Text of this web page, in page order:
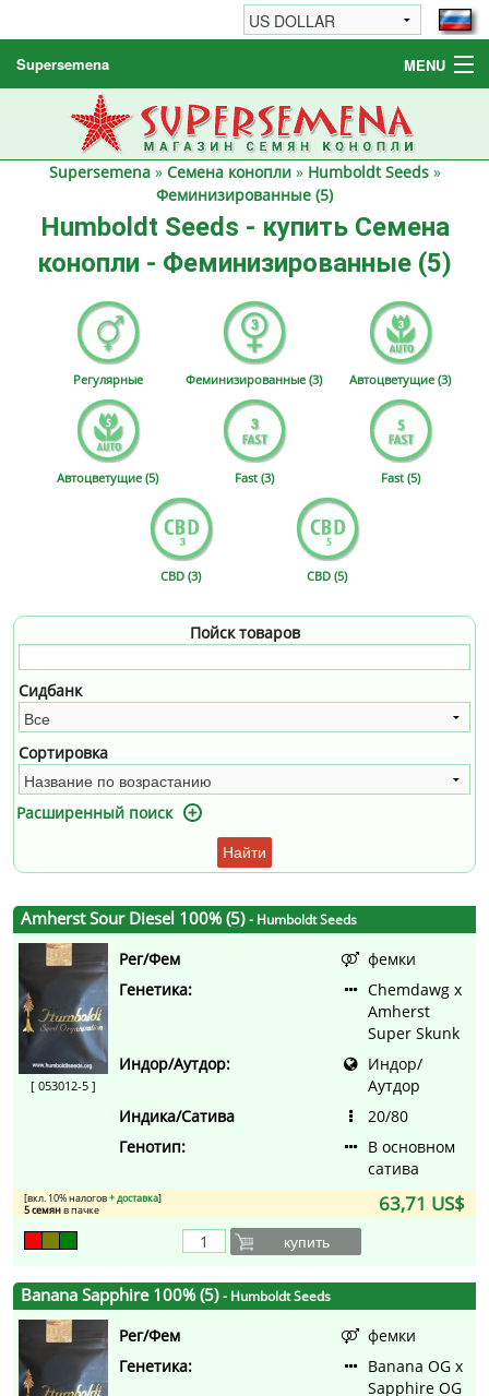
Supersemena MENU
Семена конопли
Другие товары
Как заказать / FAQ
Supersemena» Семена конопли» Humboldt Seeds»
Феминизированные (5)
Humboldt Seeds - купить Семена
конопли - Феминизированные (5)
Регулярные Феминизированные (3) Автоцветущие (3)
Автоцветущие (5) Fast (3) Fast (5)
CBD (3) CBD (5)
Пойск товаров
Сидбанк
Сортировка
Расширенный поиск
Найти
Amherst Sour Diesel 100% (5)- Humboldt Seeds
[ 053012-5 ]
Рег/Фем
фемки
Генетика:
Chemdawg x
Amherst
Super Skunk
Индор/Аутдор:
Индор/
Аутдор
Индика/Сатива
20/80
Генотип:
В основном
сатива
63,71 US$
[вкл. 10% налогов+ доставка]
5 семянв пачке
купить
Banana Sapphire 100% (5)- Humboldt Seeds
Рег/Фем
фемки
Генетика:
Banana OG x
Sapphire OG